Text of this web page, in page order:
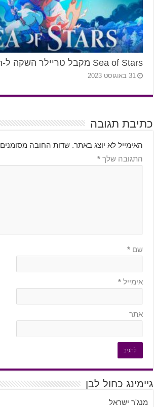
Sea of Stars מקבל טריילר השקה ל-Switch
31 באוגוסט 2023
כתיבת תגובה
האימייל לא יוצג באתר. שדות החובה מסומנים
התגובה שלך *
שם *
אימייל *
אתר
גיימינג כחול לבן
מנג'ר ישראל